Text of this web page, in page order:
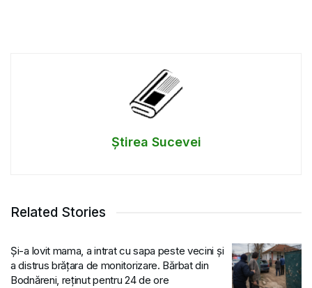
Știrea Sucevei
Related Stories
Și-a lovit mama, a intrat cu sapa peste vecini și
a distrus brățara de monitorizare. Bărbat din
Bodnăreni, reținut pentru 24 de ore